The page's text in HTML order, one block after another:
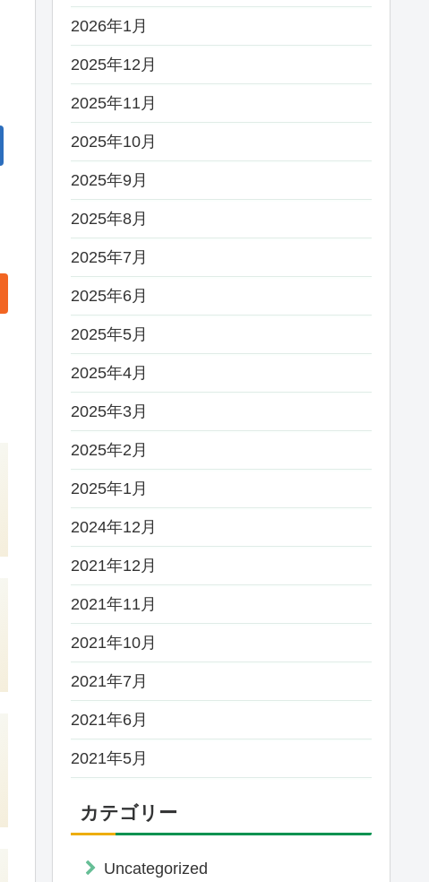
2026年1月
2025年12月
2025年11月
2025年10月
2025年9月
2025年8月
2025年7月
2025年6月
2025年5月
2025年4月
2025年3月
2025年2月
2025年1月
2024年12月
2021年12月
2021年11月
2021年10月
2021年7月
2021年6月
2021年5月
カテゴリー
Uncategorized